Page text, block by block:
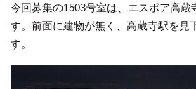
今回募集の1503号室は、エスポア高蔵
す。前面に建物が無く、高蔵寺駅を見
す。